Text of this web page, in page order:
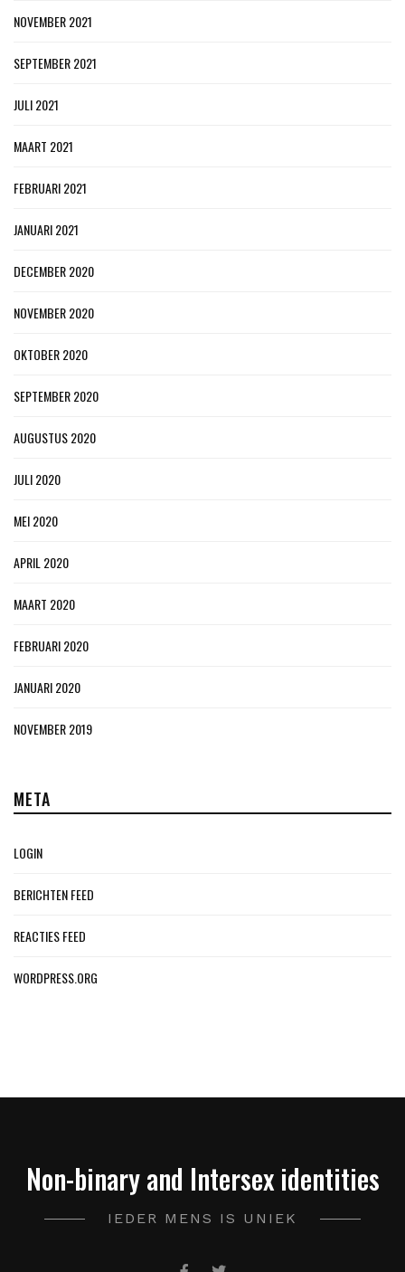
NOVEMBER 2021
SEPTEMBER 2021
JULI 2021
MAART 2021
FEBRUARI 2021
JANUARI 2021
DECEMBER 2020
NOVEMBER 2020
OKTOBER 2020
SEPTEMBER 2020
AUGUSTUS 2020
JULI 2020
MEI 2020
APRIL 2020
MAART 2020
FEBRUARI 2020
JANUARI 2020
NOVEMBER 2019
META
LOGIN
BERICHTEN FEED
REACTIES FEED
WORDPRESS.ORG
Non-binary and Intersex identities
IEDER MENS IS UNIEK